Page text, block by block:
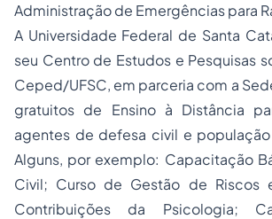
Administração de Emergências para
A Universidade Federal de Santa
seu Centro de Estudos e Pesquisas
Ceped/UFSC, em parceria com a
gratuitos de Ensino à Distância
agentes de defesa civil e
Alguns, por exemplo: Capacitação
Civil; Curso de Gestão de Riscos
Contribuições da Psicologia;